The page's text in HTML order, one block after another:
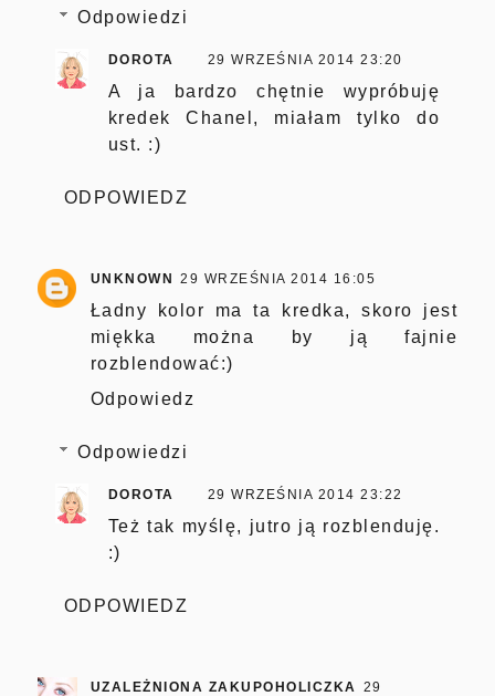
Odpowiedzi
DOROTA 29 WRZEŚNIA 2014 23:20
A ja bardzo chętnie wypróbuję
kredek Chanel, miałam tylko do
ust. :)
ODPOWIEDZ
UNKNOWN 29 WRZEŚNIA 2014 16:05
Ładny kolor ma ta kredka, skoro jest
miękka można by ją fajnie
rozblendować:)
Odpowiedz
Odpowiedzi
DOROTA 29 WRZEŚNIA 2014 23:22
Też tak myślę, jutro ją rozblenduję.
:)
ODPOWIEDZ
UZALEŻNIONA ZAKUPOHOLICZKA 29